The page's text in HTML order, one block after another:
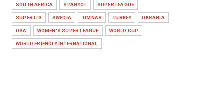
SOUTH AFRICA SPANYOL SUPER LEAGUE
SUPER LIG SWEDIA TIMNAS TURKEY UKRANIA
USA WOMEN'S SUPER LEAGUE WORLD CUP
WORLD FRIENDLY INTERNATIONAL